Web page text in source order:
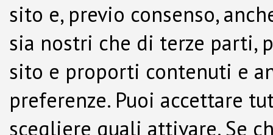
sito e, previo consenso,
sia nostri che di terze parti,
sito e proporti contenuti e
preferenze. Puoi accettare
scegliere quali attivare. Se